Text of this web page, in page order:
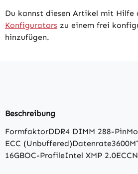
Du kannst diesen Artikel mit Hilfe
Konfigurators zu einem frei
hinzufügen.
Beschreibung
FormfaktorDDR4 DIMM 288-
ECC
16GBOC-ProfileIntel XMP